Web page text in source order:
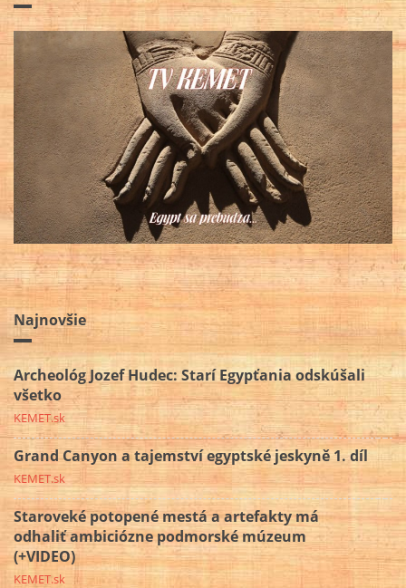
Najnovšie
Archeológ Jozef Hudec: Starí Egypťania odskúšali
všetko
KEMET.sk
Grand Canyon a tajemství egyptské jeskyně 1. díl
KEMET.sk
Staroveké potopené mestá a artefakty má
odhaliť ambiciózne podmorské múzeum
(+VIDEO)
KEMET.sk